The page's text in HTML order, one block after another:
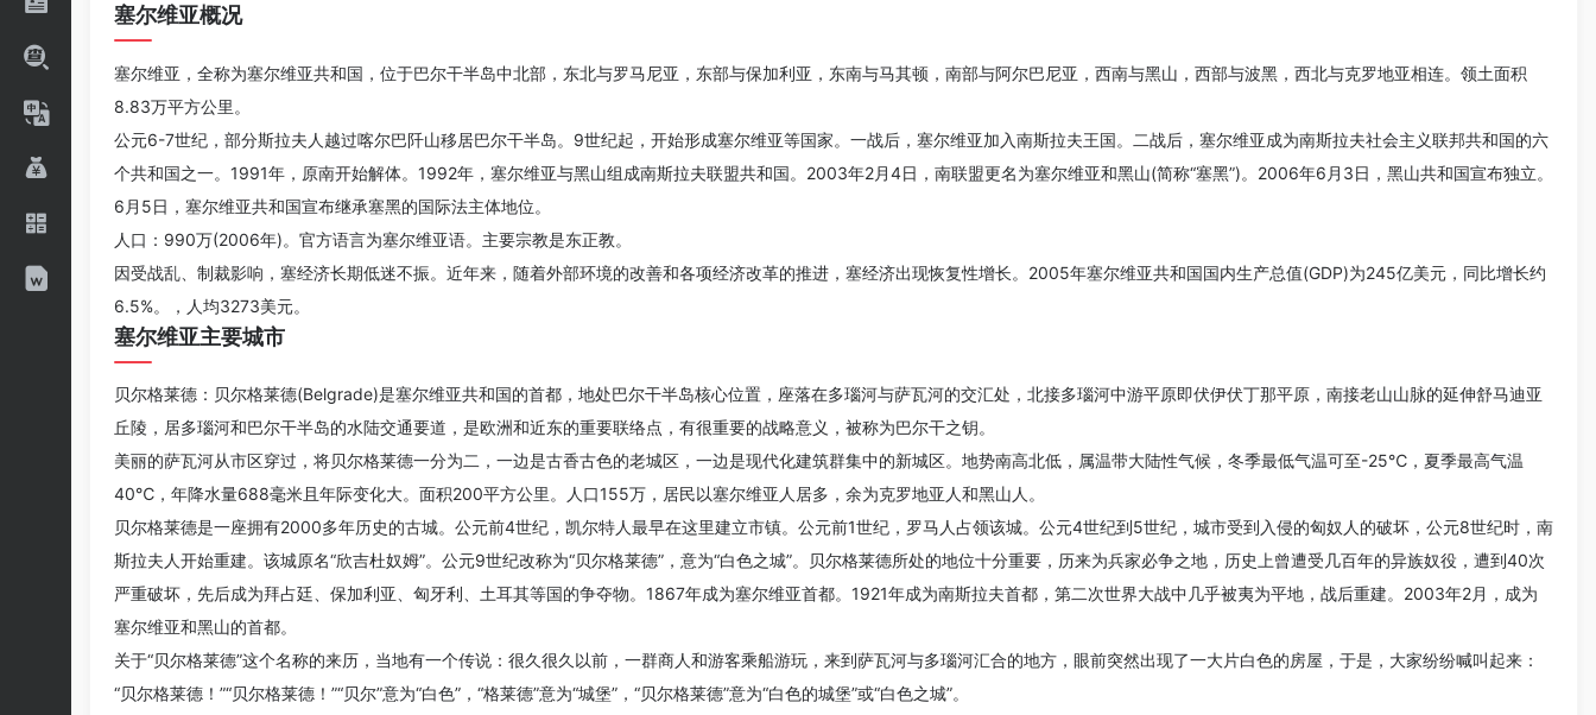
塞尔维亚概况
塞尔维亚，全称为塞尔维亚共和国，位于巴尔干半岛中北部，东北与罗马尼亚，东部与保加利亚，东南与马其顿，南部与阿尔巴尼亚，西南与黑山，西部与波黑，西北与克罗地亚相连。领土面积
8.83万平方公里。
公元6-7世纪，部分斯拉夫人越过喀尔巴阡山移居巴尔干半岛。9世纪起，开始形成塞尔维亚等国家。一战后，塞尔维亚加入南斯拉夫王国。二战后，塞尔维亚成为南斯拉夫社会主义联邦共和国的六
个共和国之一。1991年，原南开始解体。1992年，塞尔维亚与黑山组成南斯拉夫联盟共和国。2003年2月4日，南联盟更名为塞尔维亚和黑山(简称“塞黑”)。2006年6月3日，黑山共和国宣布独立。
6月5日，塞尔维亚共和国宣布继承塞黑的国际法主体地位。
人口：990万(2006年)。官方语言为塞尔维亚语。主要宗教是东正教。
因受战乱、制裁影响，塞经济长期低迷不振。近年来，随着外部环境的改善和各项经济改革的推进，塞经济出现恢复性增长。2005年塞尔维亚共和国国内生产总值(GDP)为245亿美元，同比增长约
6.5%。，人均3273美元。
塞尔维亚主要城市
贝尔格莱德：贝尔格莱德(Belgrade)是塞尔维亚共和国的首都，地处巴尔干半岛核心位置，座落在多瑙河与萨瓦河的交汇处，北接多瑙河中游平原即伏伊伏丁那平原，南接老山山脉的延伸舒马迪亚
丘陵，居多瑙河和巴尔干半岛的水陆交通要道，是欧洲和近东的重要联络点，有很重要的战略意义，被称为巴尔干之钥。
美丽的萨瓦河从市区穿过，将贝尔格莱德一分为二，一边是古香古色的老城区，一边是现代化建筑群集中的新城区。地势南高北低，属温带大陆性气候，冬季最低气温可至-25℃，夏季最高气温
40℃，年降水量688毫米且年际变化大。面积200平方公里。人口155万，居民以塞尔维亚人居多，余为克罗地亚人和黑山人。
贝尔格莱德是一座拥有2000多年历史的古城。公元前4世纪，凯尔特人最早在这里建立市镇。公元前1世纪，罗马人占领该城。公元4世纪到5世纪，城市受到入侵的匈奴人的破坏，公元8世纪时，南
斯拉夫人开始重建。该城原名“欣吉杜奴姆”。公元9世纪改称为“贝尔格莱德”，意为“白色之城”。贝尔格莱德所处的地位十分重要，历来为兵家必争之地，历史上曾遭受几百年的异族奴役，遭到40次
严重破坏，先后成为拜占廷、保加利亚、匈牙利、土耳其等国的争夺物。1867年成为塞尔维亚首都。1921年成为南斯拉夫首都，第二次世界大战中几乎被夷为平地，战后重建。2003年2月，成为
塞尔维亚和黑山的首都。
关于“贝尔格莱德”这个名称的来历，当地有一个传说：很久很久以前，一群商人和游客乘船游玩，来到萨瓦河与多瑙河汇合的地方，眼前突然出现了一大片白色的房屋，于是，大家纷纷喊叫起来：
“贝尔格莱德！”“贝尔格莱德！”“贝尔”意为“白色”，“格莱德”意为“城堡”，“贝尔格莱德”意为“白色的城堡”或“白色之城”。